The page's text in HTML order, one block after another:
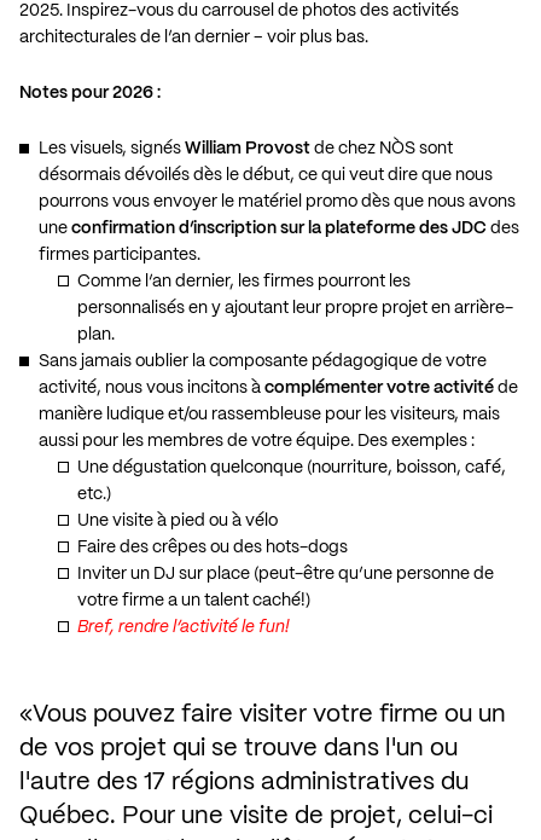
2025. Inspirez-vous du carrousel de photos des activités
architecturales de l’an dernier – voir plus bas.
Notes pour 2026 :
Les visuels, signés William Provost de chez NÒS sont
désormais dévoilés dès le début, ce qui veut dire que nous
pourrons vous envoyer le matériel promo dès que nous avons
une confirmation d’inscription sur la plateforme des JDC des
firmes participantes.
Comme l’an dernier, les firmes pourront les
personnalisés en y ajoutant leur propre projet en arrière-
plan.
Sans jamais oublier la composante pédagogique de votre
activité, nous vous incitons à complémenter votre activité de
manière ludique et/ou rassembleuse pour les visiteurs, mais
aussi pour les membres de votre équipe. Des exemples :
Une dégustation quelconque (nourriture, boisson, café,
etc.)
Une visite à pied ou à vélo
Faire des crêpes ou des hots-dogs
Inviter un DJ sur place (peut-être qu’une personne de
votre firme a un talent caché!)
Bref, rendre l’activité le fun!
Vous pouvez faire visiter votre firme ou un
de vos projet qui se trouve dans l'un ou
l'autre des 17 régions administratives du
Québec. Pour une visite de projet, celui-ci